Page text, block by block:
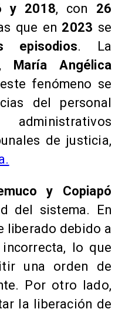
y 2018, con 26
que en 2023 se
episodios. La
María Angélica
fenómeno se
del personal
de justicia,
y Copiapó
del sistema. En
liberado debido a
lo que
una orden de
Por otro lado,
la liberación de